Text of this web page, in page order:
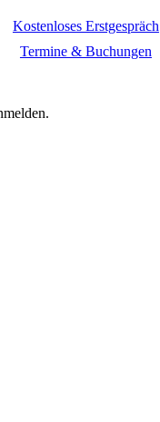
Kostenloses Erstgespräch
Termine & Buchungen